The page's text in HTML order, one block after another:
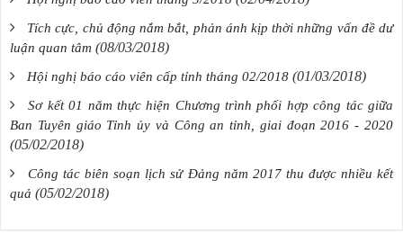
Tích cực, chủ động nắm bắt, phản ánh kịp thời những vấn đề dư
luận quan tâm (08/03/2018)
Hội nghị báo cáo viên cấp tỉnh tháng 02/2018 (01/03/2018)
Sơ kết 01 năm thực hiện Chương trình phối hợp công tác giữa
Ban Tuyên giáo Tỉnh ủy và Công an tỉnh, giai đoạn 2016 - 2020
(05/02/2018)
Công tác biên soạn lịch sử Đảng năm 2017 thu được nhiều kết
quả (05/02/2018)